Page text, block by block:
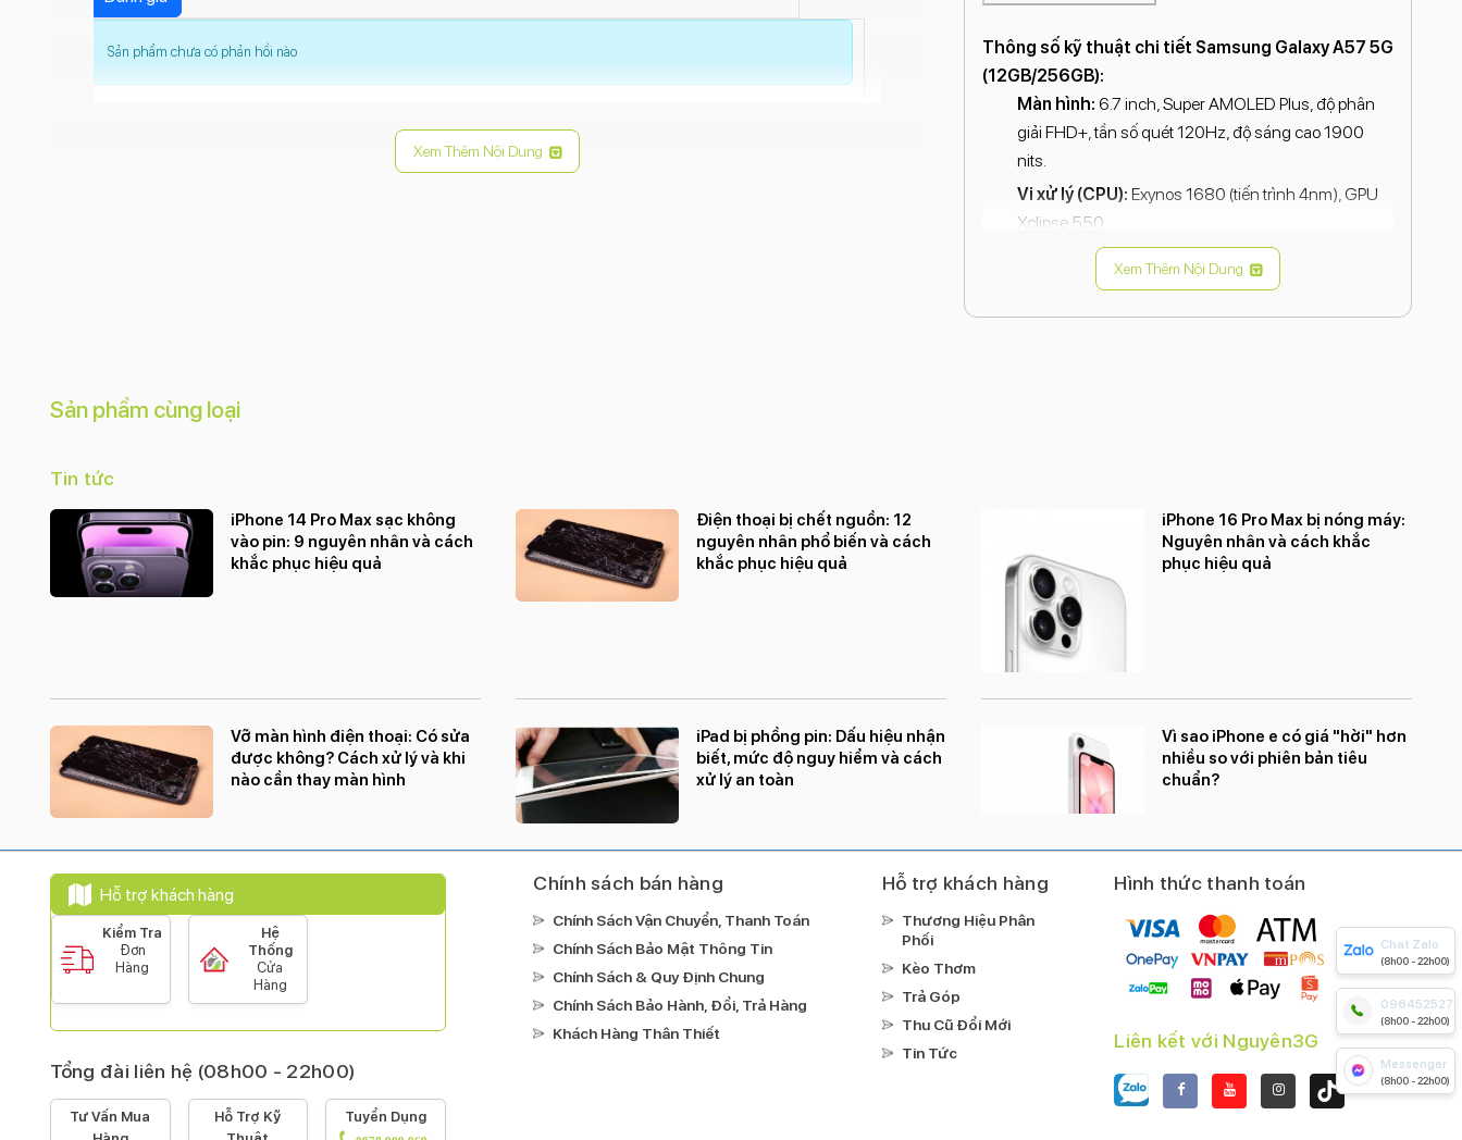
Sản phẩm chưa có phản hồi nào
Xem Thêm Nội Dung
Thông số kỹ thuật chi tiết Samsung Galaxy A57 5G
(12GB/256GB):
Màn hình: 6.7 inch, Super AMOLED Plus, độ phân
giải FHD+, tần số quét 120Hz, độ sáng cao 1900
nits.
Vi xử lý (CPU): Exynos 1680 (tiến trình 4nm), GPU
Xclipse 550.
12GB LPDDR5X (hỗ trợ RAM Plus mở rộng).
Bộ nhớ trong:256GB.
Camera sau:Chính 50 MP (có OIS) + Góc siêu
5G, kháng nước/bụi, vân tay dưới
Xem Thêm Nội Dung
Sản phẩm cùng loại
Tin tức
iPhone 14 Pro Max sạc không
vào pin: 9 nguyên nhân và cách
khắc phục hiệu quả
Điện thoại bị chết nguồn: 12
nguyên nhân phổ biến và cách
khắc phục hiệu quả
iPhone 16 Pro Max bị nóng máy:
Nguyên nhân và cách khắc
phục hiệu quả
Vỡ màn hình điện thoại: Có sửa
được không? Cách xử lý và khi
nào cần thay màn hình
iPad bị phồng pin: Dấu hiệu nhận
biết, mức độ nguy hiểm và cách
xử lý an toàn
Vì sao iPhone e có giá "hời" hơn
nhiều so với phiên bản tiêu
chuẩn?
Chat Zalo
(8h00 - 22h00)
0964525279
(8h00 - 22h00)
Messenger
(8h00 - 22h00)
Hỗ trợ khách hàng
Kiểm Tra
Đơn
Hàng
Hệ
Thống
Cửa
Hàng
Tổng đài liên hệ (08h00 - 22h00)
Tư Vấn Mua
Hỗ Trợ Kỹ
Tuyển Dụng
Chính sách bán hàng
Chính Sách Vận Chuyển, Thanh Toán
Chính Sách Bảo Mật Thông Tin
Chính Sách & Quy Định Chung
Chính Sách Bảo Hành, Đổi, Trả Hàng
Khách Hàng Thân Thiết
Hỗ trợ khách hàng
Thương Hiệu Phân
Phối
Kèo Thơm
Trả Góp
Thu Cũ Đổi Mới
Tin Tức
Hình thức thanh toán
Liên kết với Nguyên3G